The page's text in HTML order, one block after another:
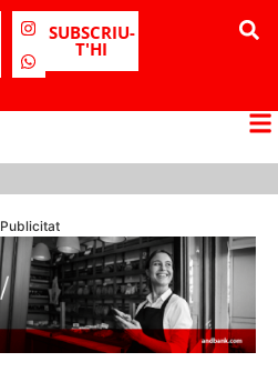
SUBSCRIU-
T'HI
Publicitat